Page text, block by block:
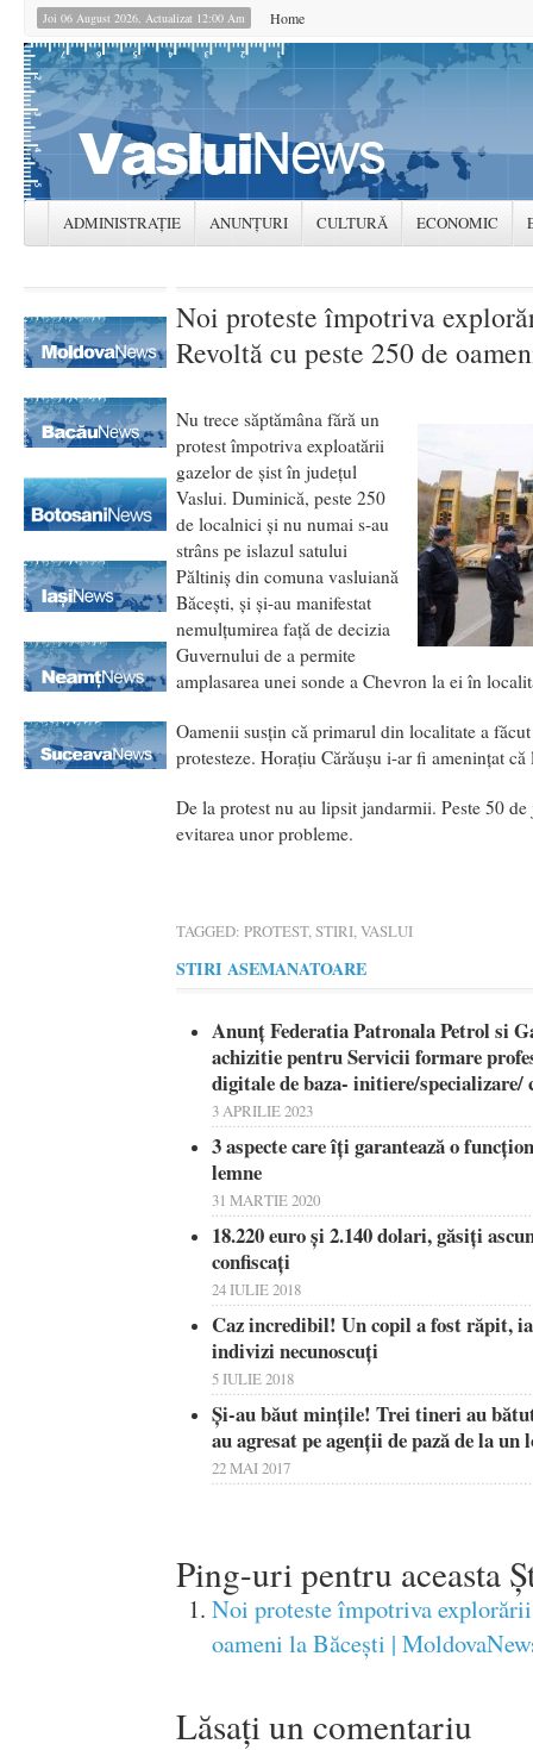
Joi 06 August 2026, Actualizat 12:00 Am Home
ADMINISTRAȚIE ANUNȚURI CULTURĂ ECONOMIC
Noi proteste împotriva
Revoltă cu peste 250 de
Nu trece săptămâna fără un
protest împotriva exploatării
gazelor de şist în judeţul
Vaslui. Duminică, peste 250
de localnici şi nu numai s-au
strâns pe islazul satului
Păltiniş din comuna vasluiană
Băceşti, şi şi-au manifestat
nemulţumirea faţă de decizia
Guvernului de a permite
amplasarea unei sonde a Chevron la ei în
Oamenii susţin că primarul din localitate a
protesteze. Horaţiu Cărăuşu i-ar fi ameninţat că
De la protest nu au lipsit jandarmii. Peste 50
evitarea unor probleme.
TAGGED: PROTEST,STIRI,VASLUI
STIRI ASEMANATOARE
Anunț Federatia Patronala Petrol si
achizitie pentru Servicii formare
digitale de baza- initiere/specializare/
3 APRILIE 2023
3 aspecte care îți garantează o
lemne
31 MARTIE 2020
18.220 euro și 2.140 dolari, găsiți
confiscați
24 IULIE 2018
Caz incredibil! Un copil a fost răpit,
indivizi necunoscuţi
5 IULIE 2018
Și-au băut mințile! Trei tineri au
au agresat pe agenții de pază de la un
22 MAI 2017
Ping-uri pentru aceasta
Noi proteste împotriva
oameni la Băceşti |
Lăsați un comentariu